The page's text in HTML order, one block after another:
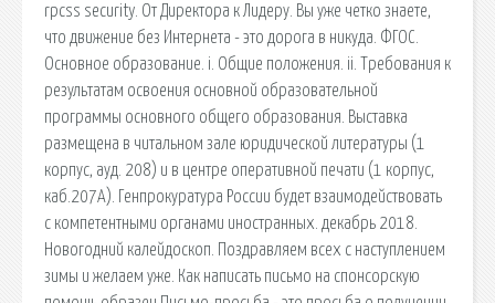
rpcss security. От Директора к Лидеру. Вы уже четко знаете,
что движение без Интернета - это дорога в никуда. ФГОС.
Основное образование. i. Общие положения. ii. Требования к
результатам освоения основной образовательной
программы основного общего образования. Выставка
размещена в читальном зале юридической литературы (1
корпус, ауд. 208) и в центре оперативной печати (1 корпус,
каб.207А). Генпрокуратура России будет взаимодействовать
с компетентными органами иностранных. декабрь 2018.
Новогодний калейдоскоп. Поздравляем всех с наступлением
зимы и желаем уже. Как написать письмо на спонсорскую